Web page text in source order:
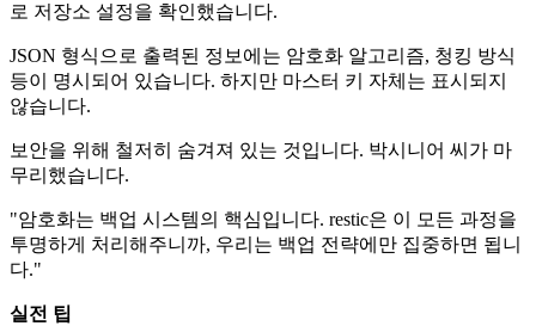
로 저장소 설정을 확인했습니다.
JSON 형식으로 출력된 정보에는 암호화 알고리즘, 청킹 방식
등이 명시되어 있습니다. 하지만 마스터 키 자체는 표시되지
않습니다.
보안을 위해 철저히 숨겨져 있는 것입니다. 박시니어 씨가 마
무리했습니다.
"암호화는 백업 시스템의 핵심입니다. restic은 이 모든 과정을
투명하게 처리해주니까, 우리는 백업 전략에만 집중하면 됩니
다."
실전 팁